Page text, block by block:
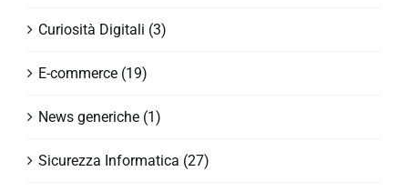
Curiosità Digitali (3)
E-commerce (19)
News generiche (1)
Sicurezza Informatica (27)